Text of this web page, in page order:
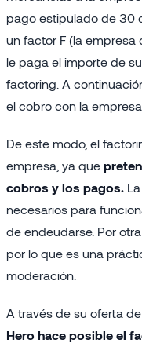
pago estipulado de 30
un factor F (la
le paga el importe de
factoring. A
el cobro con la empresa
De este modo, el
empresa, ya que
cobros y los pagos.
necesarios para
de endeudarse. Por
por lo que es una
moderación.
A través de su oferta
Hero hace posible el